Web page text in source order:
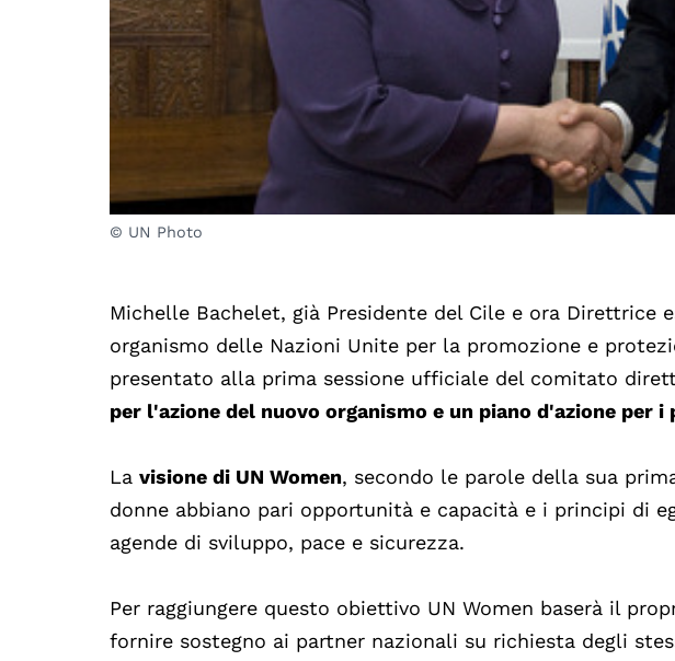
© UN Photo
Michelle Bachelet, già Presidente del Cile e ora Direttrice
organismo delle Nazioni Unite per la promozione e
presentato alla prima sessione ufficiale del comitato
per l'azione del nuovo organismo e un piano d'azione per
Lavisione di UN Women, secondo le parole della sua
donne abbiano pari opportunità e capacità e i principi di
agende di sviluppo, pace e sicurezza.
Per raggiungere questo obiettivo UN Women baserà il
fornire sostegno ai partner nazionali su richiesta degli